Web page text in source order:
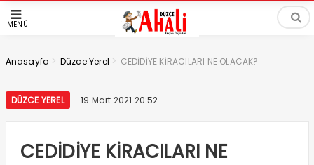
MENÜ
Anasayfa > Düzce Yerel > CEDİDİYE KİRACILARI NE OLACAK?
DÜZCE YEREL 19 Mart 2021 20:52
CEDİDİYE KİRACILARI NE